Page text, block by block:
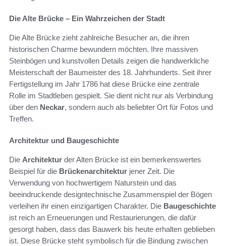
Die Alte Brücke – Ein Wahrzeichen der Stadt
Die Alte Brücke zieht zahlreiche Besucher an, die ihren
historischen Charme bewundern möchten. Ihre massiven
Steinbögen und kunstvollen Details zeigen die handwerkliche
Meisterschaft der Baumeister des 18. Jahrhunderts. Seit ihrer
Fertigstellung im Jahr 1786 hat diese Brücke eine zentrale
Rolle im Stadtleben gespielt. Sie dient nicht nur als Verbindung
über den Neckar, sondern auch als beliebter Ort für Fotos und
Treffen.
Architektur und Baugeschichte
Die Architektur der Alten Brücke ist ein bemerkenswertes
Beispiel für die Brückenarchitektur jener Zeit. Die
Verwendung von hochwertigem Naturstein und das
beeindruckende designtechnische Zusammenspiel der Bögen
verleihen ihr einen einzigartigen Charakter. Die Baugeschichte
ist reich an Erneuerungen und Restaurierungen, die dafür
gesorgt haben, dass das Bauwerk bis heute erhalten geblieben
ist. Diese Brücke steht symbolisch für die Bindung zwischen